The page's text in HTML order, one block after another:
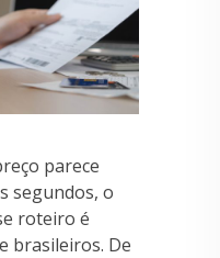
parece
segundos, o
roteiro é
brasileiros. De